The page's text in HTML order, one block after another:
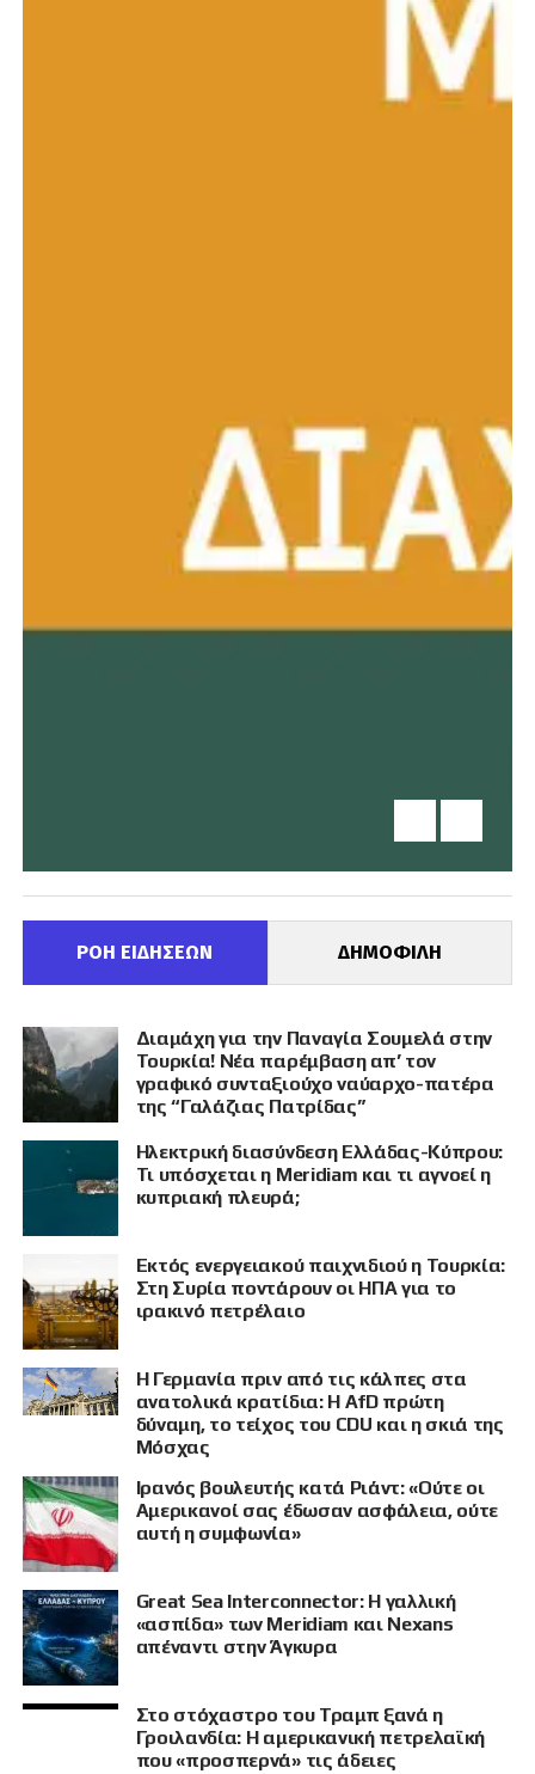
ΠΡΟΒΟΛΗ
ΡΟΗ ΕΙΔΗΣΕΩΝ ΔΗΜΟΦΙΛΗ
Διαμάχη για την Παναγία Σουμελά στην
Τουρκία! Νέα παρέμβαση απ’ τον
γραφικό συνταξιούχο ναύαρχο-πατέρα
της “Γαλάζιας Πατρίδας”
Ηλεκτρική διασύνδεση Ελλάδας-Κύπρου:
Τι υπόσχεται η Meridiam και τι αγνοεί η
κυπριακή πλευρά;
Εκτός ενεργειακού παιχνιδιού η Τουρκία:
Στη Συρία ποντάρουν οι ΗΠΑ για το
ιρακινό πετρέλαιο
Η Γερμανία πριν από τις κάλπες στα
ανατολικά κρατίδια: Η AfD πρώτη
δύναμη, το τείχος του CDU και η σκιά της
Μόσχας
Ιρανός βουλευτής κατά Ριάντ: «Ούτε οι
Αμερικανοί σας έδωσαν ασφάλεια, ούτε
αυτή η συμφωνία»
Great Sea Interconnector: Η γαλλική
«ασπίδα» των Meridiam και Nexans
απέναντι στην Άγκυρα
Στο στόχαστρο του Τραμπ ξανά η
Γροιλανδία: Η αμερικανική πετρελαϊκή
που «προσπερνά» τις άδειες